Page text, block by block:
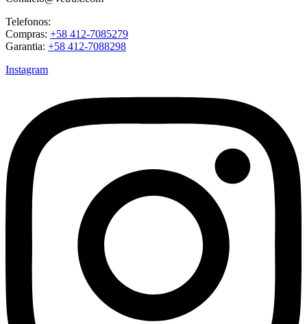
Telefonos:
Compras: +58 412-7085279
Garantia: +58 412-7088298
Instagram